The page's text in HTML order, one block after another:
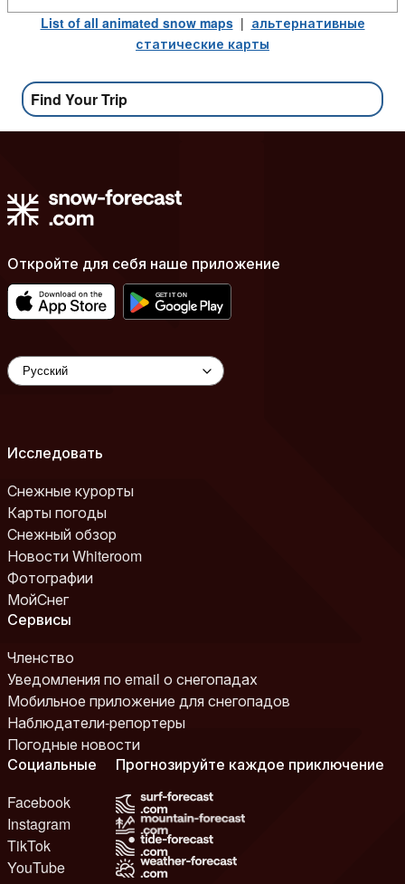
List of all animated snow maps| альтернативные
статические карты
Find Your Trip
Откройте для себя наше приложение
Исследовать
Снежные курорты
Карты погоды
Снежный обзор
Новости Whiteroom
Фотографии
МойСнег
Сервисы
Членство
Уведомления по email о снегопадах
Мобильное приложение для снегопадов
Наблюдатели-репортеры
Погодные новости
Социальные
Facebook
Instagram
TikTok
YouTube
Прогнозируйте каждое приключение